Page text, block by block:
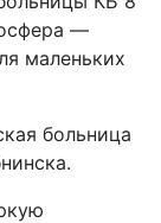
—
маленьких
больница